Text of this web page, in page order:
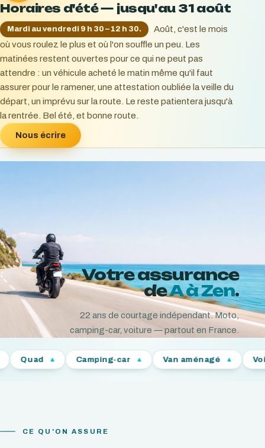
Horaires d'été — jusqu'au 31 août
Mardi au vendredi 9 h 30 – 12 h 30.
Août, c'est le mois
où vous roulez le plus et où l'on souffle un peu. Les
matinées restent ouvertes pour ce qui ne peut pas
attendre : un véhicule acheté le matin même qu'il faut
assurer pour le ramener, une attestation oubliée la veille du
départ, un imprévu sur la route. Le reste patientera jusqu'à
la rentrée. Bel été, et bonne route.
Nous écrire
Votre assurance
deA à Zen.
22 ans de courtage indépendant. Moto,
camping-car, voiture — partout en France.
Camping-car Van aménagé Voiture
CE QU'ON ASSURE